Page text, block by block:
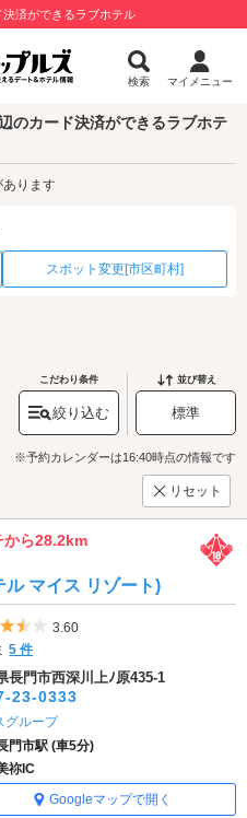
済ができるラブホテル
検索 マイメニュー
のカード決済ができるラブホテ
ります
スポット変更[市区町村]
こだわり条件
絞り込む
並び替え
標準
※予約カレンダーは16:40時点の情報です
リセット
から28.2km
マイス リゾート)
5つ星のうち3.5
3.60
5 件
長門市西深川上ﾉ原435-1
23-0333
グループ
門市駅 (車5分)
祢IC
Googleマップで開く